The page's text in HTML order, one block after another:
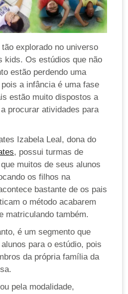
explorado no universo
kids. Os estúdios que não
estão perdendo uma
a infância é uma fase
estão muito dispostos a
procurar atividades para
Izabela Leal, dona do
, possui turmas de
muitos de seus alunos
os filhos na
bastante de os pais
o método acabarem
matriculando também.
é um segmento que
para o estúdio, pois
da própria família da
pela modalidade,